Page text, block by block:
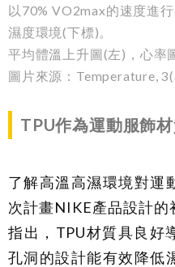
以70% VO2max的速度進
濕度環境(下標)。
平均體溫上升圖(左)，心率
圖片來源：Temperature,
TPU作為運動服飾
了解高溫高濕環境對運
次計畫NIKE產品設計的
指出，TPU材質具良好
孔洞的設計能有效降低